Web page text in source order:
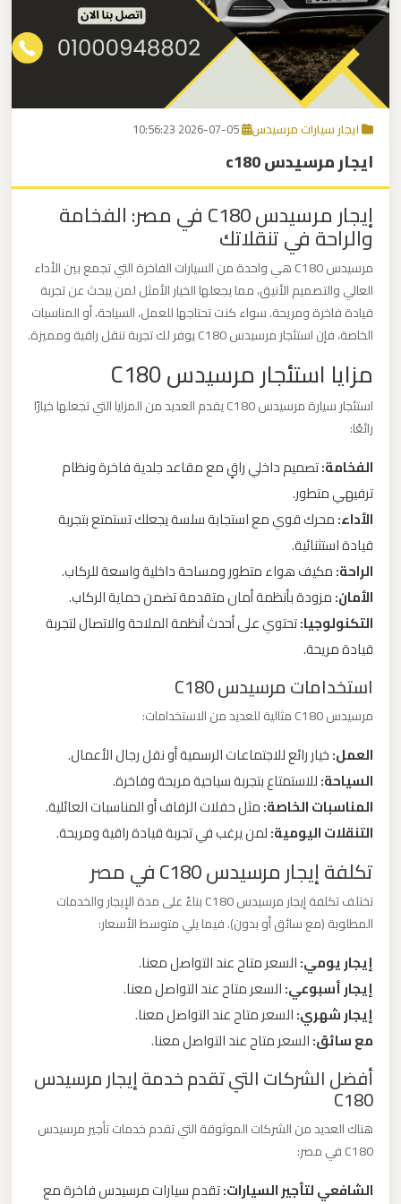
اتصل بنا
EN
ايجار سيارات مرسيدس
ايجار مرسيدس c180
إيجار مرسيدس C180 في مصر: الفخامة
والراحة في تنقلاتك
مرسيدس C180 هي واحدة من السيارات الفاخرة التي تجمع بين الأداء
العالي والتصميم الأنيق، مما يجعلها الخيار الأمثل لمن يبحث عن تجربة
قيادة فاخرة ومريحة. سواء كنت تحتاجها للعمل، السياحة، أو المناسبات
الخاصة، فإن استئجار مرسيدس C180 يوفر لك تجربة تنقل راقية ومميزة.
مزايا استئجار مرسيدس C180
استئجار سيارة مرسيدس C180 يقدم العديد من المزايا التي تجعلها خيارًا
رائعًا:
الفخامة:تصميم داخلي راقٍ مع مقاعد جلدية فاخرة ونظام
ترفيهي متطور.
الأداء:محرك قوي مع استجابة سلسة يجعلك تستمتع بتجربة
قيادة استثنائية.
الراحة:مكيف هواء متطور ومساحة داخلية واسعة للركاب.
الأمان:مزودة بأنظمة أمان متقدمة تضمن حماية الركاب.
التكنولوجيا:تحتوي على أحدث أنظمة الملاحة والاتصال لتجربة
قيادة مريحة.
استخدامات مرسيدس C180
مرسيدس C180 مثالية للعديد من الاستخدامات:
العمل:خيار رائع للاجتماعات الرسمية أو نقل رجال الأعمال.
السياحة:للاستمتاع بتجربة سياحية مريحة وفاخرة.
المناسبات الخاصة:مثل حفلات الزفاف أو المناسبات العائلية.
التنقلات اليومية:لمن يرغب في تجربة قيادة راقية ومريحة.
تكلفة إيجار مرسيدس C180 في مصر
تختلف تكلفة إيجار مرسيدس C180 بناءً على مدة الإيجار والخدمات
المطلوبة (مع سائق أو بدون). فيما يلي متوسط الأسعار:
إيجار يومي:السعر متاح عند التواصل معنا.
إيجار أسبوعي:السعر متاح عند التواصل معنا.
إيجار شهري:السعر متاح عند التواصل معنا.
مع سائق:السعر متاح عند التواصل معنا.
أفضل الشركات التي تقدم خدمة إيجار مرسيدس
C180
هناك العديد من الشركات الموثوقة التي تقدم خدمات تأجير مرسيدس
C180 في مصر:
الشافعي لتأجير السيارات:تقدم سيارات مرسيدس فاخرة مع
برج
العرب
القاهرة
مكاتب
ليموزين
الاسكندرية
القاهرة
ليموزين
ليموزين
نويبع
ليموزين
مطار
العرب
الساحل
الشمالي
ليموزين
العرب
القاهرة
ليموزين
مطار
ليموزين
مطار
القاهرة
ليموزين
للاسكندرية